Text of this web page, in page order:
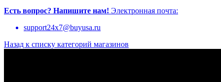
Есть вопрос? Напишите нам! Электронная почта:
support24x7@buyusa.ru
Назад к списку категорий магазинов